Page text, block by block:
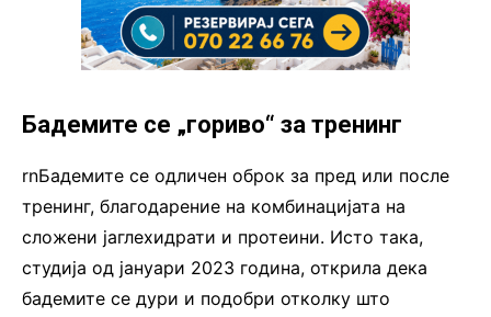
Бадемите се „гориво“ за тренинг
rnБадемите се одличен оброк за пред или после
тренинг, благодарение на комбинацијата на
сложени јаглехидрати и протеини. Исто така,
студија од јануари 2023 година, открила дека
бадемите се дури и подобри отколку што